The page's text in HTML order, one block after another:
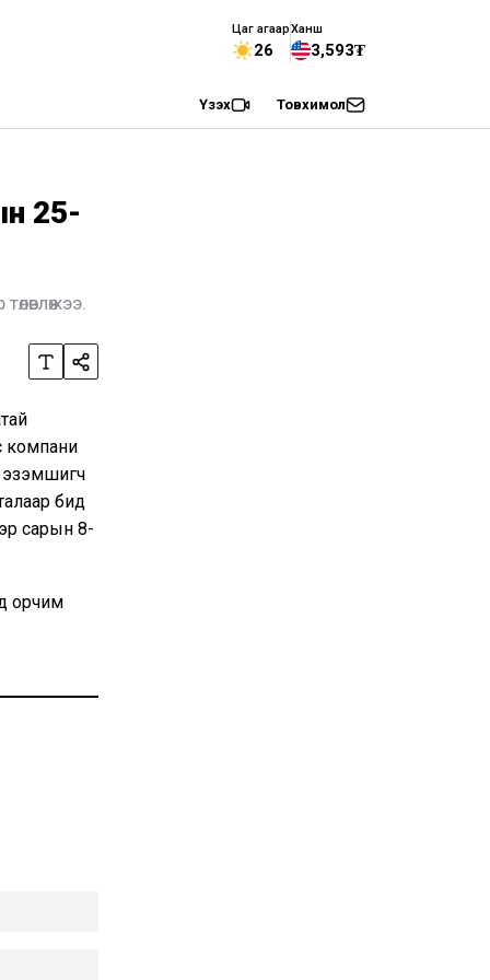
Цаг агаар
26
Ханш
3,593₮
Үзэх Товхимол
25-
компани
эзэмшигч
бид
сарын 8-
орчим